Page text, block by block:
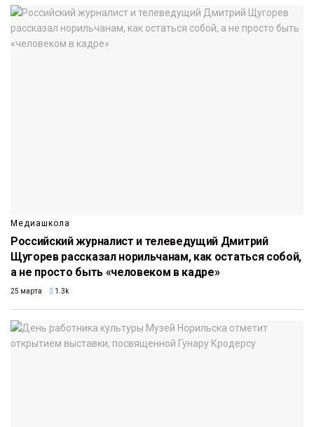
Медиашкола
Российский журналист и телеведущий Дмитрий
Щугорев рассказал норильчанам, как остаться собой,
а не просто быть «человеком в кадре»
25 марта 1.3k